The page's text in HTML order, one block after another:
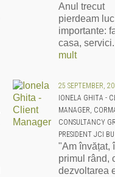
Anul trecut
pierdeam
importante:
casa,
mult
25 SEPTEMBER,
IONELA GHITA -
MANAGER,
CONSULTANCY
PRESIDENT JCI
"Am învățat,
primul rând,
dezvoltarea